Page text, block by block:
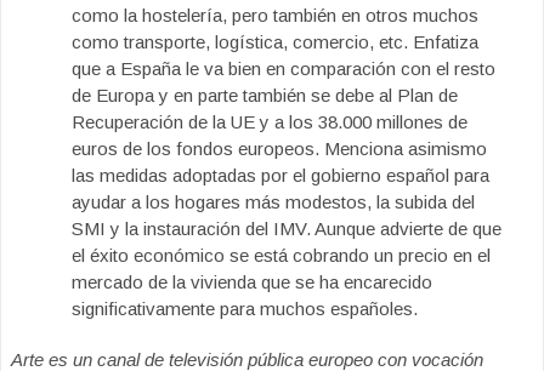
como la hostelería, pero también en otros muchos
como transporte, logística, comercio, etc. Enfatiza
que a España le va bien en comparación con el resto
de Europa y en parte también se debe al Plan de
Recuperación de la UE y a los 38.000 millones de
euros de los fondos europeos. Menciona asimismo
las medidas adoptadas por el gobierno español para
ayudar a los hogares más modestos, la subida del
SMI y la instauración del IMV. Aunque advierte de que
el éxito económico se está cobrando un precio en el
mercado de la vivienda que se ha encarecido
significativamente para muchos españoles.
Arte es un canal de televisión pública europeo con vocación